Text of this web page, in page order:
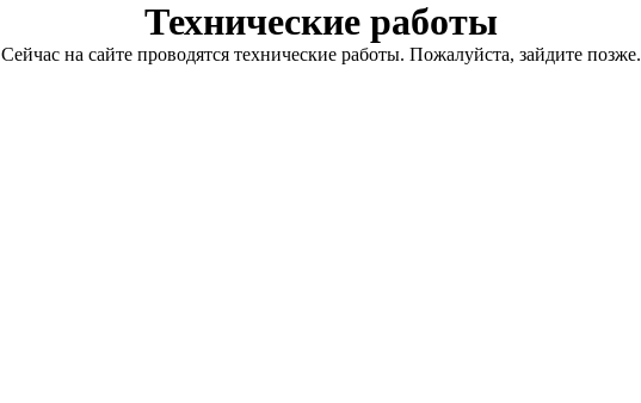
Технические работы
Сейчас на сайте проводятся технические работы. Пожалуйста, зайдите позже.